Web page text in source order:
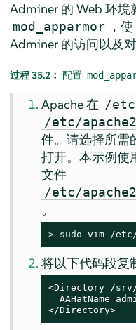
Adminer 的 Web 环境
mod_apparmor ，使
Adminer 的访问以及
过程 35.2︰ 配置
Apache 在 /
/etc/
件。请选择所需
打开。本示例使
文件
/etc/
。
> sudo vim /etc/
将以下代码段复
<Directory /srv/
AAHatName
</Directory>